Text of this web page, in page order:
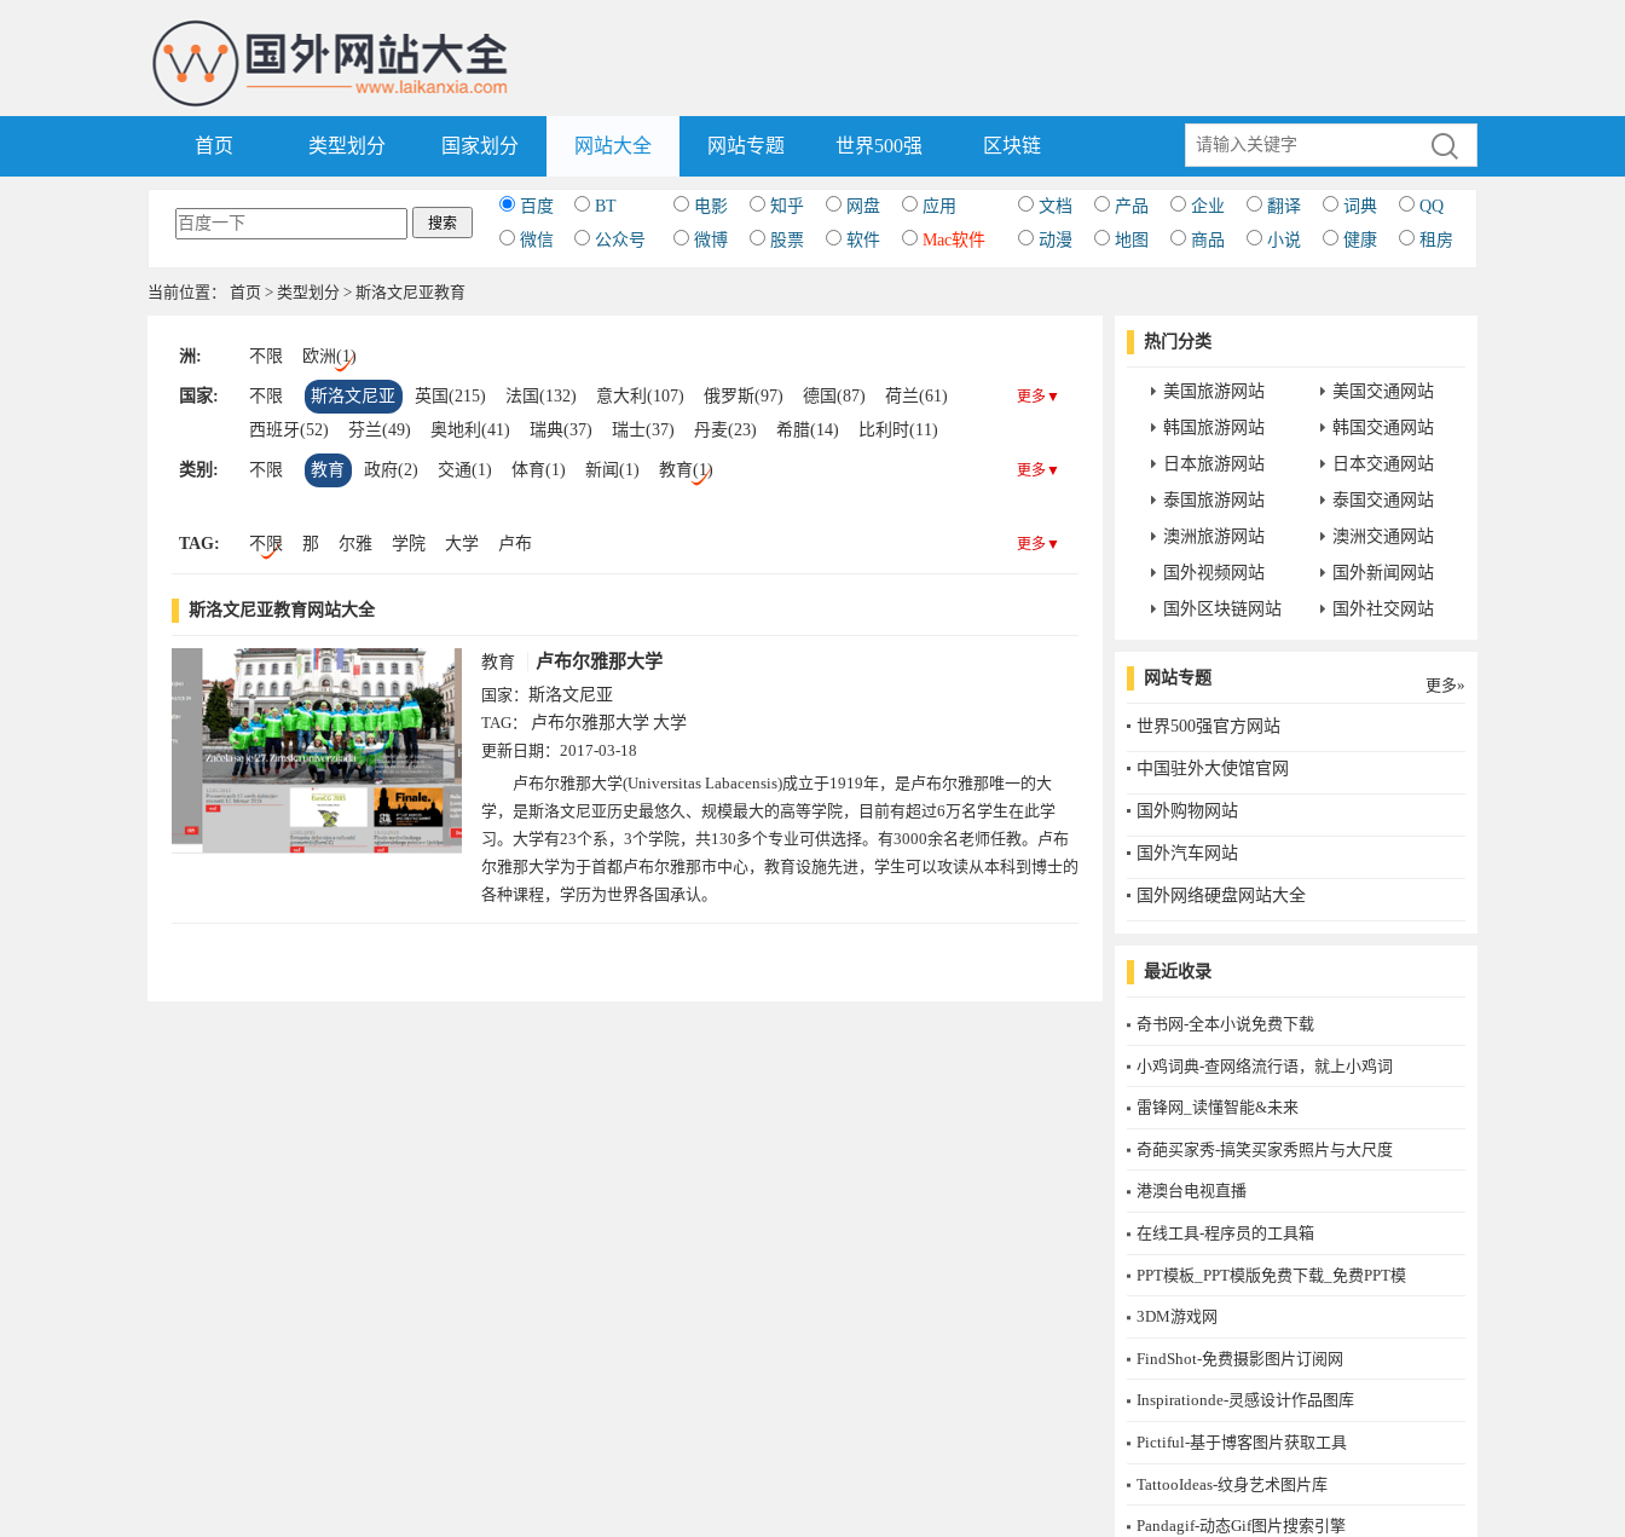
首页 类型划分 国家划分 网站大全 网站专题 世界500强 区块链
百度 BT 电影 知乎 网盘 应用 文档 产品 企业 翻译 词典
QQ
微信
公众号 微博 股票 软件 Mac软件 动漫 地图 商品 小说 健康 租房
当前位置： 首页 > 类型划分 > 斯洛文尼亚教育
洲: 不限 欧洲(1)
国家: 不限 斯洛文尼亚 英国(215) 法国(132) 意大利(107) 俄罗斯(97) 德国(87)
荷兰(61)
西班牙(52)
芬兰(49) 奥地利(41) 瑞典(37) 瑞士(37) 丹麦(23) 希腊(14)
比利时(11)
爱尔兰(7)
波兰(7) 挪威(7) 捷克(6) 匈牙利(6) 土耳其(6)
拉脱维亚(1)
马其顿(1) 塞尔维亚(1)
立陶宛(1)
更多▼
类别: 不限 教育 政府(2) 交通(1) 体育(1) 新闻(1) 教育(1) 更多▼
TAG: 不限 那 尔雅 学院 大学 卢布 更多▼
斯洛文尼亚教育网站大全
教育 卢布尔雅那大学
国家： 斯洛文尼亚
TAG： 卢布尔雅那大学 大学
更新日期： 2017-03-18
卢布尔雅那大学(Universitas Labacensis)成立于1919年，是卢布尔雅那唯一的大
学，是斯洛文尼亚历史最悠久、规模最大的高等学院，目前有超过6万名学生在此学
习。大学有23个系，3个学院，共130多个专业可供选择。有3000余名老师任教。卢布
尔雅那大学为于首都卢布尔雅那市中心，教育设施先进，学生可以攻读从本科到博士的
各种课程，学历为世界各国承认。
热门分类
美国旅游网站
美国交通网站
韩国旅游网站
韩国交通网站
日本旅游网站
日本交通网站
泰国旅游网站
泰国交通网站
澳洲旅游网站
澳洲交通网站
国外视频网站
国外新闻网站
国外区块链网站
国外社交网站
网站专题 更多»
世界500强官方网站
中国驻外大使馆官网
国外购物网站
国外汽车网站
国外网络硬盘网站大全
最近收录
奇书网-全本小说免费下载
小鸡词典-查网络流行语，就上小鸡词
雷锋网_读懂智能&未来
奇葩买家秀-搞笑买家秀照片与大尺度
港澳台电视直播
在线工具-程序员的工具箱
PPT模板_PPT模版免费下载_免费PPT模
3DM游戏网
FindShot-免费摄影图片订阅网
Inspirationde-灵感设计作品图库
Pictiful-基于博客图片获取工具
TattooIdeas-纹身艺术图片库
Pandagif-动态Gif图片搜索引擎